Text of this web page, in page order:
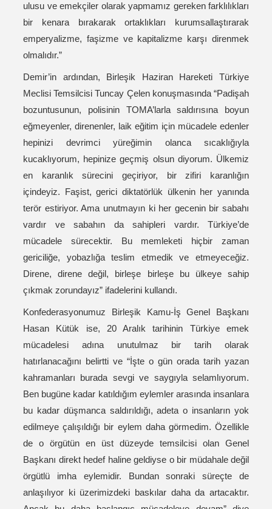
ulusu ve emekçiler olarak yapmamız gereken farklılıkları
bir kenara bırakarak ortaklıkları kurumsallaştırarak
emperyalizme, faşizme ve kapitalizme karşı direnmek
olmalıdır.”
Demir’in ardından, Birleşik Haziran Hareketi Türkiye
Meclisi Temsilcisi Tuncay Çelen konuşmasında “Padişah
bozuntusunun, polisinin TOMA’larla saldırısına boyun
eğmeyenler, direnenler, laik eğitim için mücadele edenler
hepinizi devrimci yüreğimin olanca sıcaklığıyla
kucaklıyorum, hepinize geçmiş olsun diyorum. Ülkemiz
en karanlık sürecini geçiriyor, bir zifiri karanlığın
içindeyiz. Faşist, gerici diktatörlük ülkenin her yanında
terör estiriyor. Ama unutmayın ki her gecenin bir sabahı
vardır ve sabahın da sahipleri vardır. Türkiye’de
mücadele sürecektir. Bu memleketi hiçbir zaman
gericiliğe, yobazlığa teslim etmedik ve etmeyeceğiz.
Direne, direne değil, birleşe birleşe bu ülkeye sahip
çıkmak zorundayız” ifadelerini kullandı.
Konfederasyonumuz Birleşik Kamu-İş Genel Başkanı
Hasan Kütük ise, 20 Aralık tarihinin Türkiye emek
mücadelesi adına unutulmaz bir tarih olarak
hatırlanacağını belirtti ve “İşte o gün orada tarih yazan
kahramanları burada sevgi ve saygıyla selamlıyorum.
Ben bugüne kadar katıldığım eylemler arasında insanlara
bu kadar düşmanca saldırıldığı, adeta o insanların yok
edilmeye çalışıldığı bir eylem daha görmedim. Özellikle
de o örgütün en üst düzeyde temsilcisi olan Genel
Başkanı direkt hedef haline geldiyse o bir müdahale değil
örgütlü imha eylemidir. Bundan sonraki süreçte de
anlaşılıyor ki üzerimizdeki baskılar daha da artacaktır.